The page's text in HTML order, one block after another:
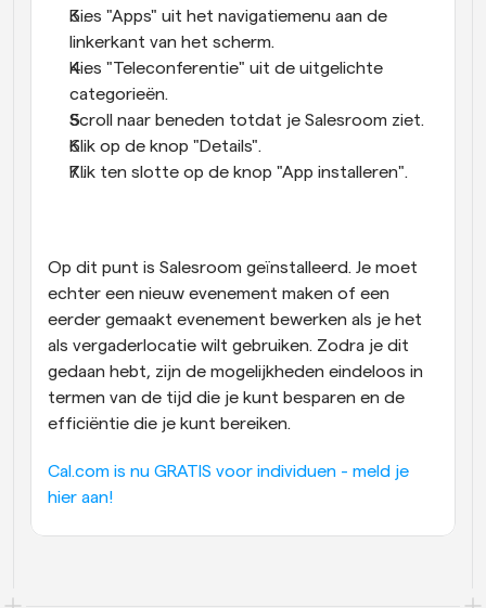
Kies "Apps" uit het navigatiemenu aan de
linkerkant van het scherm.
Kies "Teleconferentie" uit de uitgelichte
categorieën.
Scroll naar beneden totdat je Salesroom ziet.
Klik op de knop "Details".
Klik ten slotte op de knop "App installeren".
Op dit punt is Salesroom geïnstalleerd. Je moet
echter een nieuw evenement maken of een
eerder gemaakt evenement bewerken als je het
als vergaderlocatie wilt gebruiken. Zodra je dit
gedaan hebt, zijn de mogelijkheden eindeloos in
termen van de tijd die je kunt besparen en de
efficiëntie die je kunt bereiken.
Cal.com is nu GRATIS voor individuen - meld je
hier aan!